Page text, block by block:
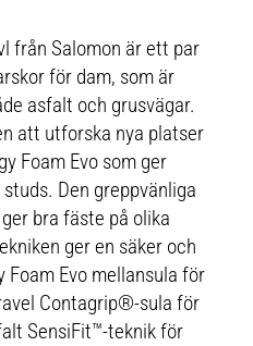
från Salomon är ett par
för dam, som är
asfalt och grusvägar.
att utforska nya platser
Foam Evo som ger
Den greppvänliga
bra fäste på olika
ger en säker och
Foam Evo mellansula för
Contagrip®-sula för
SensiFit™-teknik för